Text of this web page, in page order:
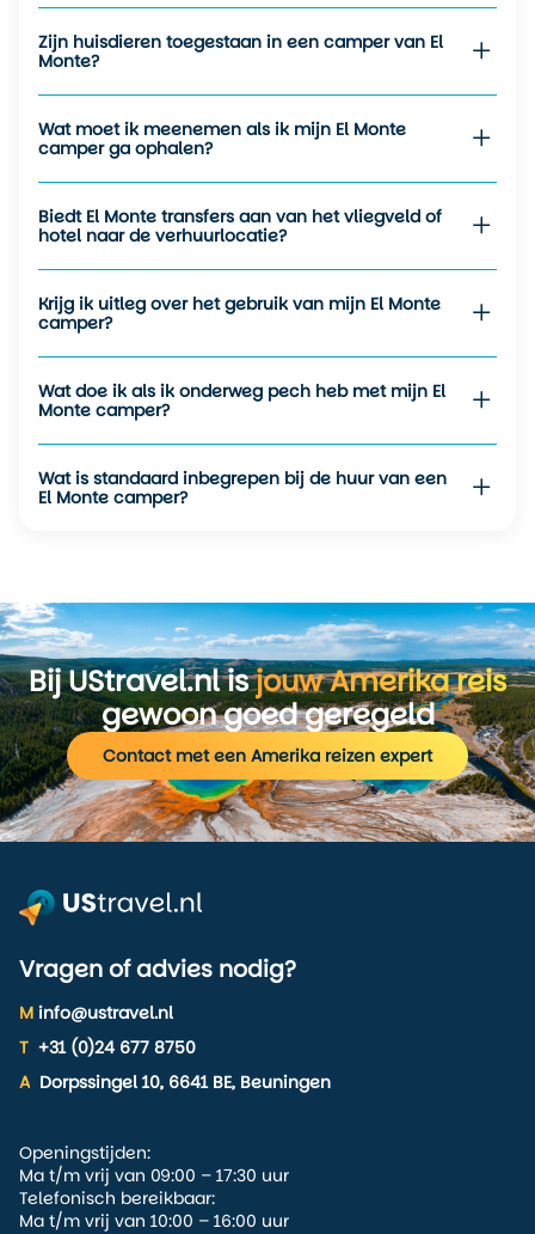
gemak en zekerheid. Van gezinnen met jonge kinderen tot
stellen die op zoek zijn naar rust, bij El Monte vind je een
camper die past bij jouw reisplannen. De persoonlijke
benadering en het grote aanbod aan voertuigen maakt het
een toegankelijke, betrouwbare partner.
Zijn huisdieren toegestaan in een camper van El
Monte?
Wat moet ik meenemen als ik mijn El Monte
camper ga ophalen?
Biedt El Monte transfers aan van het vliegveld of
hotel naar de verhuurlocatie?
Krijg ik uitleg over het gebruik van mijn El Monte
camper?
Wat doe ik als ik onderweg pech heb met mijn El
Monte camper?
Wat is standaard inbegrepen bij de huur van een
El Monte camper?
Bij UStravel.nl isjouw Amerika reis
gewoon goed geregeld
Contact met een Amerika reizen expert
Vragen of advies nodig?
M info@ustravel.nl
T +31 (0)24 677 8750
A Dorpssingel 10, 6641 BE, Beuningen
Openingstijden:
Ma t/m vrij van 09:00 – 17:30 uur
Telefonisch bereikbaar:
Ma t/m vrij van 10:00 – 16:00 uur